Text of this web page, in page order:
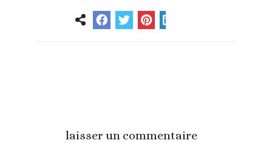
laisser un commentaire